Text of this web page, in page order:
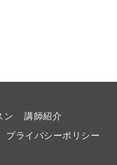
ン
講師紹介
プライバシーポリシー